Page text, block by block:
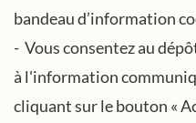
bandeau d’information
- Vous consentez au
à l'information
cliquant sur le bouton «